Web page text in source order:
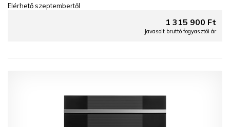
Elérhető szeptembertől
1 315 900 Ft
Javasolt bruttó fogyasztói ár